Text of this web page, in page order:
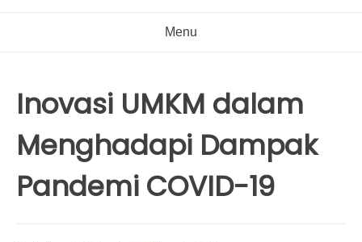
Menu
Inovasi UMKM dalam
Menghadapi Dampak
Pandemi COVID-19